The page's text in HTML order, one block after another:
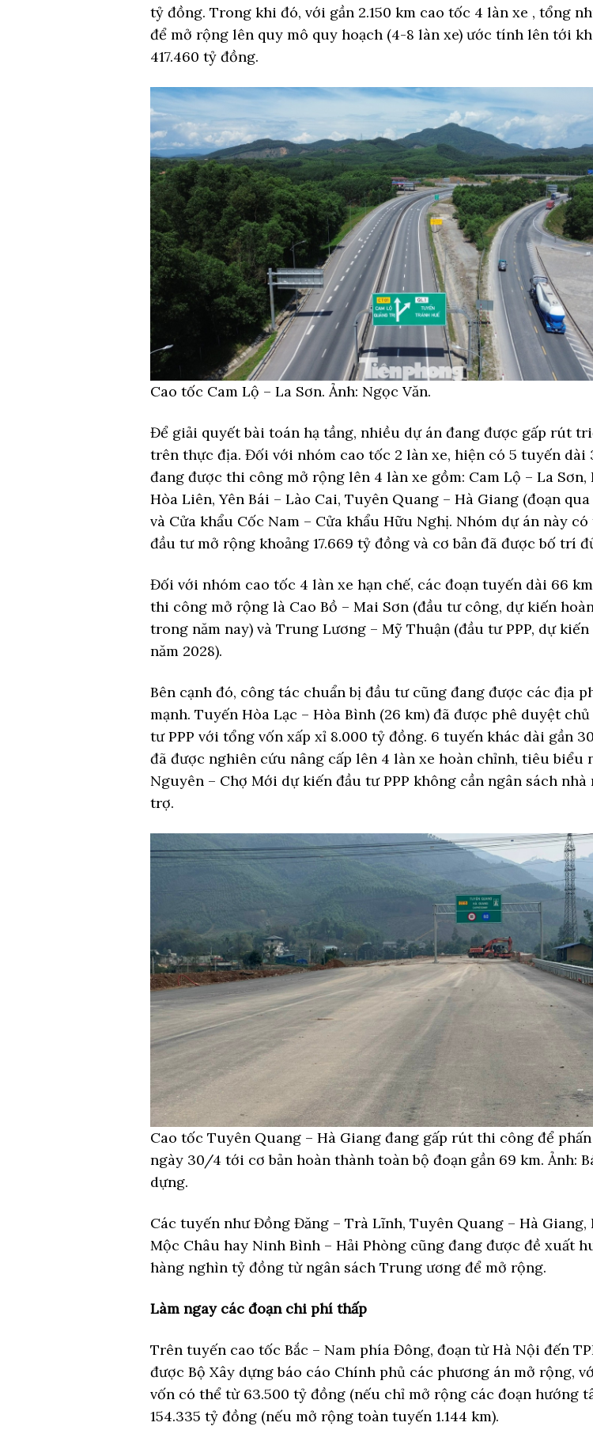
tỷ đồng. Trong khi đó, với gần 2.150 km cao tốc 4 làn xe , tổng
để mở rộng lên quy mô quy hoạch (4-8 làn xe) ước tính lên tới
417.460 tỷ đồng.
Cao tốc Cam Lộ – La Sơn. Ảnh: Ngọc Văn.
Để giải quyết bài toán hạ tầng, nhiều dự án đang được gấp rút
trên thực địa. Đối với nhóm cao tốc 2 làn xe, hiện có 5 tuyến dài
đang được thi công mở rộng lên 4 làn xe gồm: Cam Lộ – La Sơn,
Hòa Liên, Yên Bái – Lào Cai, Tuyên Quang – Hà Giang (đoạn
và Cửa khẩu Cốc Nam – Cửa khẩu Hữu Nghị. Nhóm dự án này
đầu tư mở rộng khoảng 17.669 tỷ đồng và cơ bản đã được bố trí
Đối với nhóm cao tốc 4 làn xe hạn chế, các đoạn tuyến dài 66
thi công mở rộng là Cao Bồ – Mai Sơn (đầu tư công, dự kiến
trong năm nay) và Trung Lương – Mỹ Thuận (đầu tư PPP, dự
năm 2028).
Bên cạnh đó, công tác chuẩn bị đầu tư cũng đang được các địa
mạnh. Tuyến Hòa Lạc – Hòa Bình (26 km) đã được phê duyệt
tư PPP với tổng vốn xấp xỉ 8.000 tỷ đồng. 6 tuyến khác dài gần
đã được nghiên cứu nâng cấp lên 4 làn xe hoàn chỉnh, tiêu biểu
Nguyên – Chợ Mới dự kiến đầu tư PPP không cần ngân sách nhà
trợ.
Cao tốc Tuyên Quang – Hà Giang đang gấp rút thi công để
ngày 30/4 tới cơ bản hoàn thành toàn bộ đoạn gần 69 km. Ảnh:
dựng.
Các tuyến như Đồng Đăng – Trà Lĩnh, Tuyên Quang – Hà Giang,
Mộc Châu hay Ninh Bình – Hải Phòng cũng đang được đề xuất
hàng nghìn tỷ đồng từ ngân sách Trung ương để mở rộng.
Làm ngay các đoạn chi phí thấp
Trên tuyến cao tốc Bắc – Nam phía Đông, đoạn từ Hà Nội đến
được Bộ Xây dựng báo cáo Chính phủ các phương án mở rộng,
vốn có thể từ 63.500 tỷ đồng (nếu chỉ mở rộng các đoạn hướng
154.335 tỷ đồng (nếu mở rộng toàn tuyến 1.144 km).